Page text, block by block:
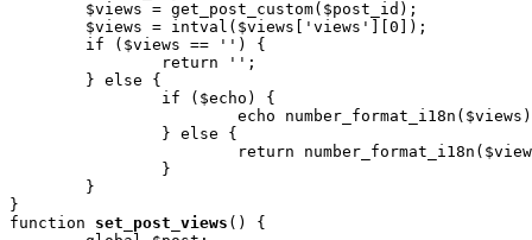
}
function set_post_views () {